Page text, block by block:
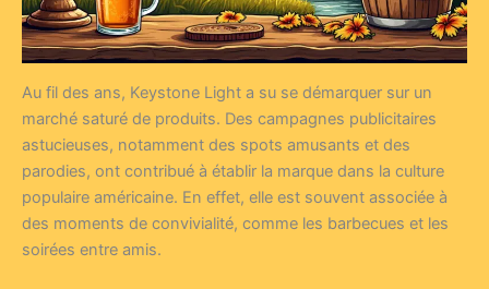
Au fil des ans, Keystone Light a su se démarquer sur un
marché saturé de produits. Des campagnes publicitaires
astucieuses, notamment des spots amusants et des
parodies, ont contribué à établir la marque dans la culture
populaire américaine. En effet, elle est souvent associée à
des moments de convivialité, comme les barbecues et les
soirées entre amis.